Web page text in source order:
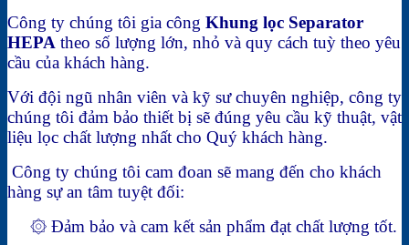
Công ty chúng tôi gia công Khung lọc Separator
HEPA theo số lượng lớn, nhỏ và quy cách tuỳ theo yêu
cầu của khách hàng.
Với đội ngũ nhân viên và kỹ sư chuyên nghiệp, công ty
chúng tôi đảm bảo thiết bị sẽ đúng yêu cầu kỹ thuật, vật
liệu lọc chất lượng nhất cho Quý khách hàng.
Công ty chúng tôi cam đoan sẽ mang đến cho khách
hàng sự an tâm tuyệt đối:
۞ Đảm bảo và cam kết sản phẩm đạt chất lượng tốt.